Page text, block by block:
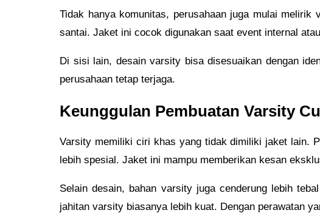
Tidak hanya komunitas, perusahaan juga mulai
santai. Jaket ini cocok digunakan saat event internal
Di sisi lain, desain varsity bisa disesuaikan dengan
perusahaan tetap terjaga.
Keunggulan Pembuatan Varsity
Varsity memiliki ciri khas yang tidak dimiliki jaket lain.
lebih spesial. Jaket ini mampu memberikan kesan
Selain desain, bahan varsity juga cenderung lebih
jahitan varsity biasanya lebih kuat. Dengan perawatan